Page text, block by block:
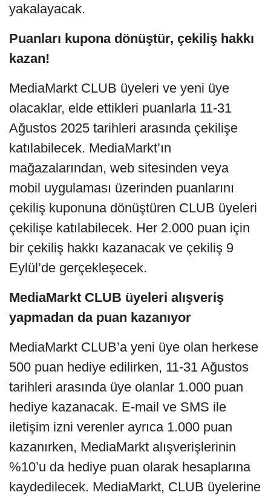
yakalayacak.
Puanları kupona dönüştür, çekiliş hakkı
kazan!
MediaMarkt CLUB üyeleri ve yeni üye
olacaklar, elde ettikleri puanlarla 11-31
Ağustos 2025 tarihleri arasında çekilişe
katılabilecek. MediaMarkt’ın
mağazalarından, web sitesinden veya
mobil uygulaması üzerinden puanlarını
çekiliş kuponuna dönüştüren CLUB üyeleri
çekilişe katılabilecek. Her 2.000 puan için
bir çekiliş hakkı kazanacak ve çekiliş 9
Eylül’de gerçekleşecek.
MediaMarkt CLUB üyeleri alışveriş
yapmadan da puan kazanıyor
MediaMarkt CLUB’a yeni üye olan herkese
500 puan hediye edilirken, 11-31 Ağustos
tarihleri arasında üye olanlar 1.000 puan
hediye kazanacak. E-mail ve SMS ile
iletişim izni verenler ayrıca 1.000 puan
kazanırken, MediaMarkt alışverişlerinin
%10’u da hediye puan olarak hesaplarına
kaydedilecek. MediaMarkt, CLUB üyelerine